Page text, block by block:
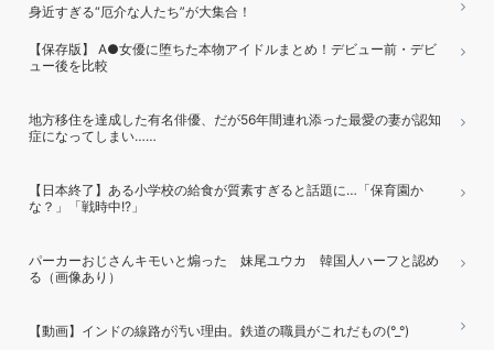
身近すぎる“厄介な人たち”が大集合！
【保存版】 A●女優に堕ちた本物アイドルまとめ！デビュー前・デビ
ュー後を比較
地方移住を達成した有名俳優、だが56年間連れ添った最愛の妻が認知
症になってしまい……
【日本終了】ある小学校の給食が質素すぎると話題に…「保育園か
な？」「戦時中!?」
パーカーおじさんキモいと煽った 妹尾ユウカ 韓国人ハーフと認め
る（画像あり）
【動画】インドの線路が汚い理由。鉄道の職員がこれだもの(°_°)